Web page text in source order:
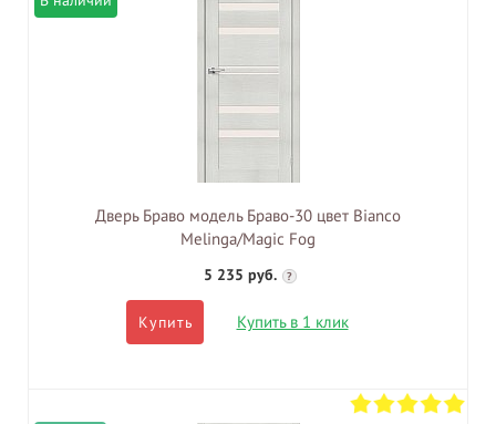
Дверь Браво модель Браво-30 цвет Bianco
Melinga/Magic Fog
5 235 руб. ?
Купить Купить в 1 клик